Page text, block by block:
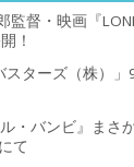
督・映画『
！
スターズ（株）
・バンビ』まさ
て